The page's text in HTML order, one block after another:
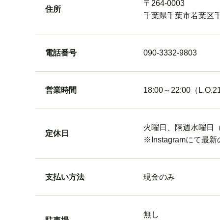
住所
〒264-0003
千葉県千葉市若葉区
電話番号 090-3332-9803
営業時間 18:00～22:00（
定休日
火曜日、隔週水曜日
※Instagramにて最新
支払い方法 現金のみ
無し